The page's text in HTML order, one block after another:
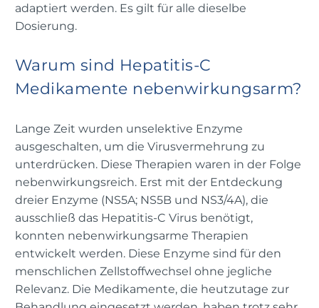
adaptiert werden. Es gilt für alle dieselbe
Dosierung.
Warum sind Hepatitis-C
Medikamente nebenwirkungsarm?
Lange Zeit wurden unselektive Enzyme
ausgeschalten, um die Virusvermehrung zu
unterdrücken. Diese Therapien waren in der Folge
nebenwirkungsreich. Erst mit der Entdeckung
dreier Enzyme (NS5A; NS5B und NS3/4A), die
ausschließ das Hepatitis-C Virus benötigt,
konnten nebenwirkungsarme Therapien
entwickelt werden. Diese Enzyme sind für den
menschlichen Zellstoffwechsel ohne jegliche
Relevanz. Die Medikamente, die heutzutage zur